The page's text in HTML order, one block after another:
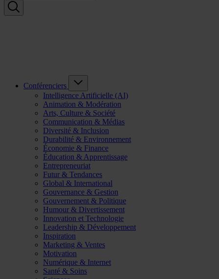
Conférenciers
Intelligence Artificielle (AI)
Animation & Modération
Arts, Culture & Société
Communication & Médias
Diversité & Inclusion
Durabilité & Environnement
Économie & Finance
Éducation & Apprentissage
Entrepreneuriat
Futur & Tendances
Global & International
Gouvernance & Gestion
Gouvernement & Politique
Humour & Divertissement
Innovation et Technologie
Leadership & Développement
Inspiration
Marketing & Ventes
Motivation
Numérique & Internet
Santé & Soins